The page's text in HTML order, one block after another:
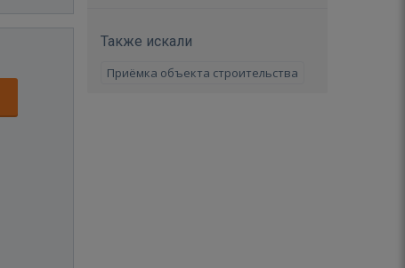
Также искали
Приёмка объекта строительства